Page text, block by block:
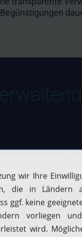
auf die